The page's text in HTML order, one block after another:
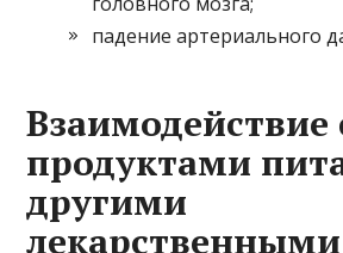
падение артериального
Взаимодействие
продуктами
другими
лекарственными